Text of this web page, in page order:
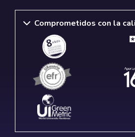
Comprometidos con la